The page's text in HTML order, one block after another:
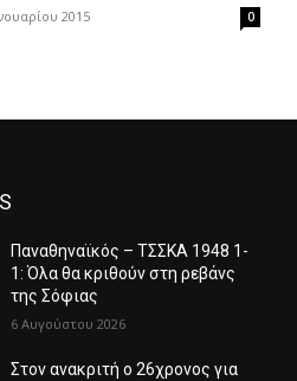
2015 0
Παναθηναϊκός – ΤΣΣΚΑ 1948 1-
1: Όλα θα κριθούν στη ρεβάνς
της Σόφιας
6 Αυγούστου 2026
Στον ανακριτή ο 26χρονος για